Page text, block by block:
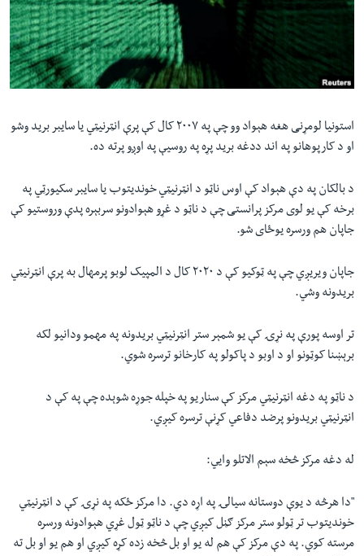
دلته
مرکزي
لټون
واوړئ
اداریه
Learning English
ژبې
استونیا لومړنی هغه هېواد وو چې په ۲۰۰۷ کال کې پرې انټرنیټي یا سایبر برید وشو
او د کارپوهانو په اند ددغه برید پړه په روسیې په اوږو پرته ده.
د بالکان په دې هېواد کې اوس ناټو د انټرنیټي خوندیتوب یا سایبر سکیورټي په
برخه کې یو لوی مرکز پرانستی چې د ناټو د غړو هېوادونو سربېره پدې وروستیو کې
جاپان هم ورسره یوځای شو.
جاپان ویریږي چې په ټوکیو کې د ۲۰۲۰ کال د المپیک لوبو پرمهال به پرې انټرنیټي
بریدونه وشي.
تر اوسه پورې په نړۍ کې یو شمېر ستر انټرنیټي بریدونه په مهمو ودانیو لکه
برېښنا کوټونو او د اوبو د پاکولو په کارخانو ترسره شوي.
د ناټو په دغه انټرنیټي مرکز کې سناریو په خپله جوړه شوېده چې په کې د
انټرنیټي بریدونو پرضد دفاعي کړنې ترسره کیږي.
له دغه مرکز څخه سېم الاتلو وايي:
"دا هرڅه د یوې دوستانه سیالۍ په اړه دي. دا مرکز ځکه په نړۍ کې د انټرنیټي
خوندیتوب تر ټولو ستر مرکز ګڼل کیږي چې د ناټو ټول غړي هېوادونه ورسره
مرسته کوي. په دې مرکز کې هم له یو او بل څخه زده کړه کیږي او هم یو او بل ته